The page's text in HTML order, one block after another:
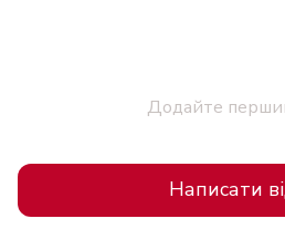
Додайте
Написати